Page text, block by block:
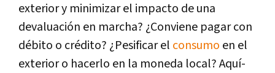
exterior y minimizar el impacto de una
devaluación en marcha? ¿Conviene pagar con
débito o crédito? ¿Pesificar el consumo en el
exterior o hacerlo en la moneda local? Aquí­